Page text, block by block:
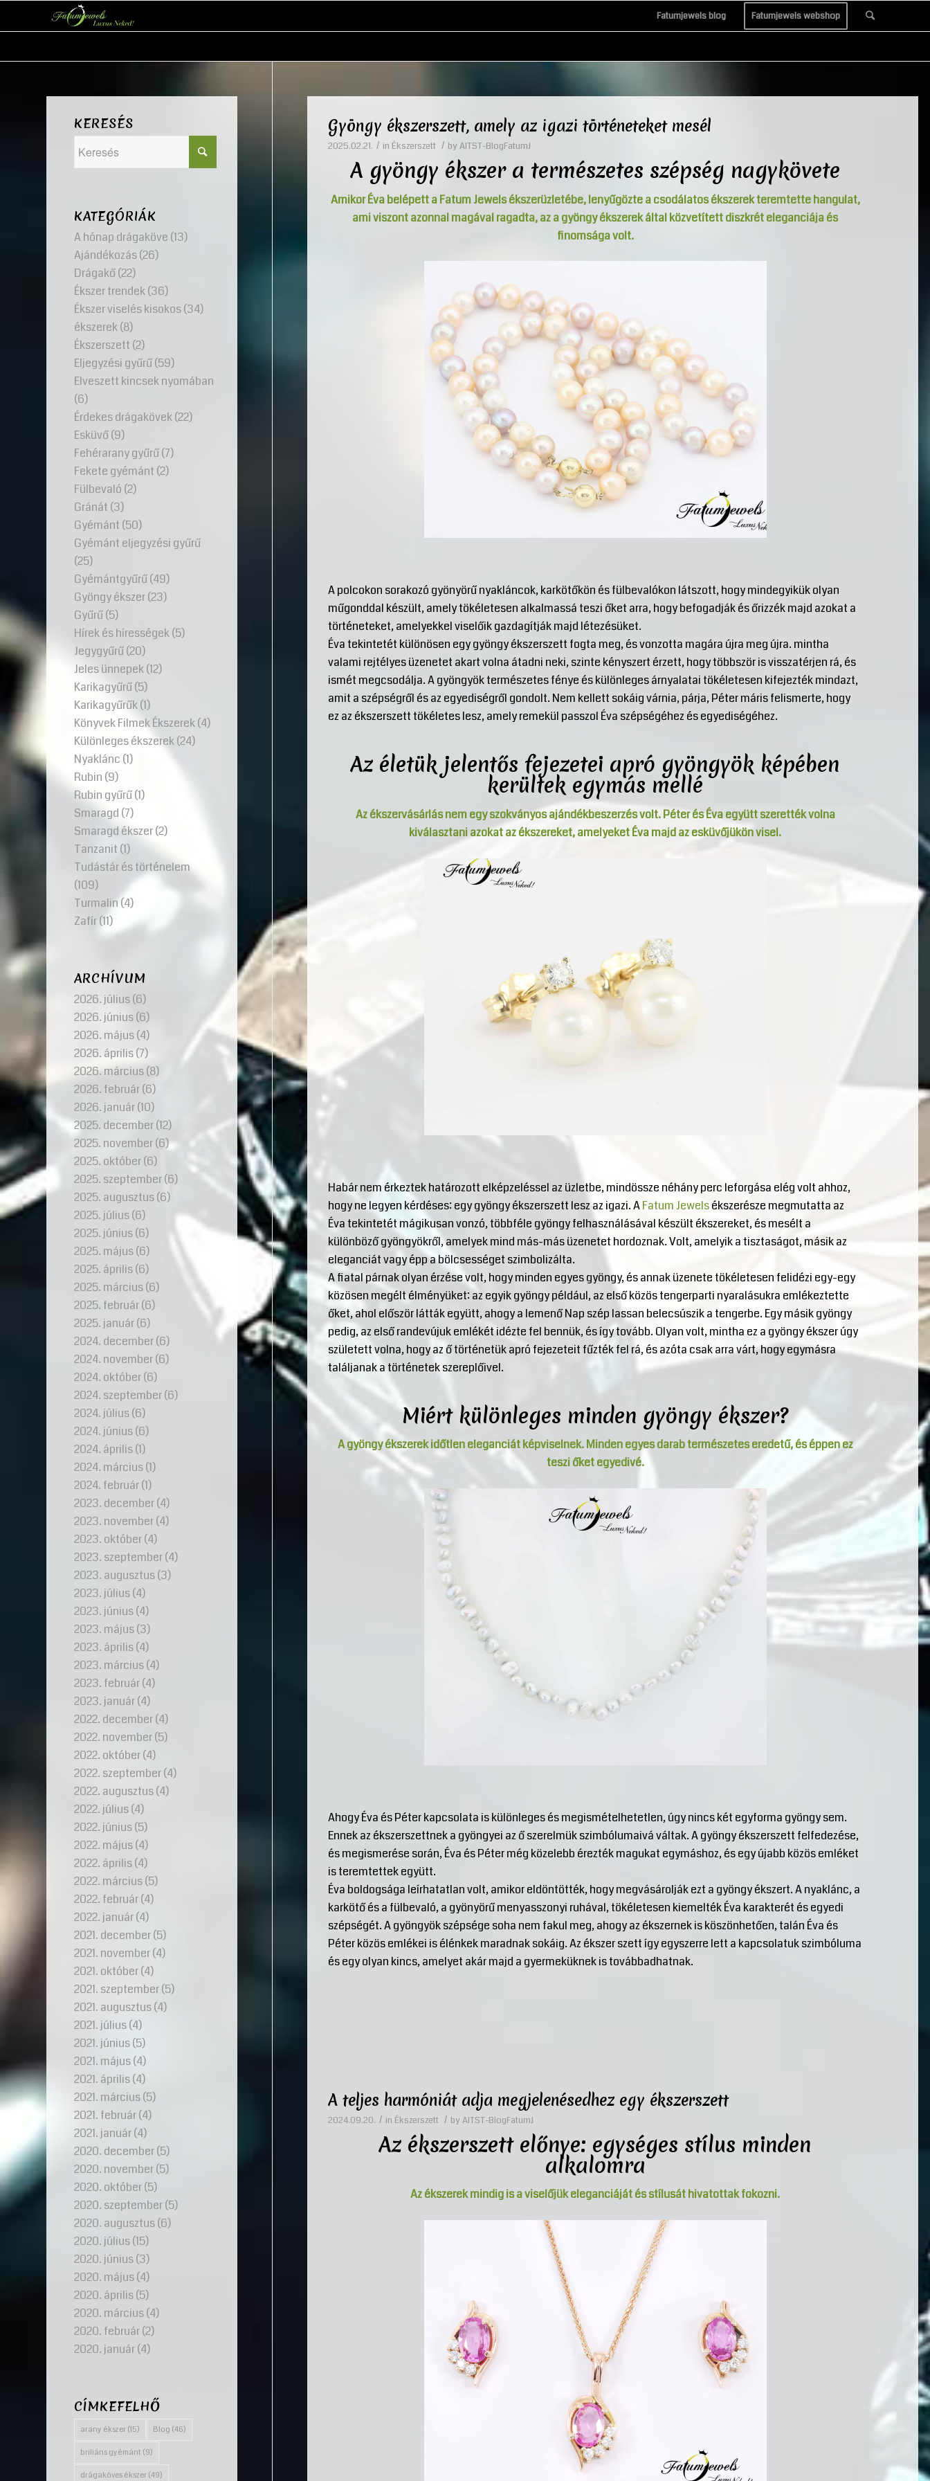
Fatumjewels blog Fatumjewels webshop
Gyöngy ékszerszett, amely az igazi történeteket mesél
2025.02.21. / in Ékszerszett / by AITST-BlogFatumJ
A gyöngy ékszer a természetes szépség nagykövete
Amikor Éva belépett aFatum Jewelsékszerüzletébe, lenyűgözte a csodálatos ékszerek teremtette hangulat,
ami viszont azonnal magával ragadta, az a gyöngy ékszerek által közvetített diszkrét eleganciája és
finomsága volt.
A polcokon sorakozó gyönyörű nyakláncok, karkötőkön és fülbevalókon látszott, hogy mindegyikük olyan
műgonddal készült, amely tökéletesen alkalmassá teszi őket arra, hogy befogadják és őrizzék majd azokat a
történeteket, amelyekkel viselőik gazdagítják majd létezésüket.
Éva tekintetét különösen egy gyöngy ékszerszett fogta meg, és vonzotta magára újra meg újra. mintha
valami rejtélyes üzenetet akart volna átadni neki, szinte kényszert érzett, hogy többször is visszatérjen rá, és
ismét megcsodálja. A gyöngyök természetes fénye és különleges árnyalatai tökéletesen kifejezték mindazt,
amit a szépségről és az egyediségről gondolt. Nem kellett sokáig várnia, párja, Péter máris felismerte, hogy
ez az ékszerszett tökéletes lesz, amely remekül passzol Éva szépségéhez és egyediségéhez.
Az életük jelentős fejezetei apró gyöngyök képében
kerültek egymás mellé
Az ékszervásárlás nem egy szokványos ajándékbeszerzés volt. Péter és Éva együtt szerették volna
kiválasztani azokat az ékszereket, amelyeket Éva majd az esküvőjükön visel.
Habár nem érkeztek határozott elképzeléssel az üzletbe, mindössze néhány perc leforgása elég volt ahhoz,
hogy ne legyen kérdéses: egy gyöngy ékszerszett lesz az igazi. AFatum Jewelsékszerésze megmutatta az
Éva tekintetét mágikusan vonzó, többféle gyöngy felhasználásával készült ékszereket, és mesélt a
különböző gyöngyökről, amelyek mind más-más üzenetet hordoznak. Volt, amelyik a tisztaságot, másik az
eleganciát vagy épp a bölcsességet szimbolizálta.
A fiatal párnak olyan érzése volt, hogy minden egyes gyöngy, és annak üzenete tökéletesen felidézi egy-egy
közösen megélt élményüket: az egyik gyöngy például, az első közös tengerparti nyaralásukra emlékeztette
őket, ahol először látták együtt, ahogy a lemenő Nap szép lassan belecsúszik a tengerbe. Egy másik gyöngy
pedig, az első randevújuk emlékét idézte fel bennük, és így tovább. Olyan volt, mintha ez a gyöngy ékszer úgy
született volna, hogy az ő történetük apró fejezeteit fűzték fel rá, és azóta csak arra várt, hogy egymásra
találjanak a történetek szereplőivel.
Miért különleges minden gyöngy ékszer?
A gyöngy ékszerek időtlen eleganciát képviselnek. Minden egyes darab természetes eredetű, és éppen ez
teszi őket egyedivé.
Ahogy Éva és Péter kapcsolata is különleges és megismételhetetlen, úgy nincs két egyforma gyöngy sem.
Ennek az ékszerszettnek a gyöngyei az ő szerelmük szimbólumaivá váltak. A gyöngy ékszerszett felfedezése,
és megismerése során, Éva és Péter még közelebb érezték magukat egymáshoz, és egy újabb közös emléket
is teremtettek együtt.
Éva boldogsága leírhatatlan volt, amikor eldöntötték, hogy megvásárolják ezt a gyöngy ékszert. A nyaklánc, a
karkötő és a fülbevaló, a gyönyörű menyasszonyi ruhával, tökéletesen kiemelték Éva karakterét és egyedi
szépségét. A gyöngyök szépsége soha nem fakul meg, ahogy az ékszernek is köszönhetően, talán Éva és
Péter közös emlékei is élénkek maradnak sokáig. Az ékszer szett így egyszerre lett a kapcsolatuk szimbóluma
és egy olyan kincs, amelyet akár majd a gyermeküknek is továbbadhatnak.
A teljes harmóniát adja megjelenésedhez egy ékszerszett
2024.09.20. / in Ékszerszett / by AITST-BlogFatumJ
Az ékszerszett előnye: egységes stílus minden
alkalomra
Az ékszerek mindig is a viselőjük eleganciáját és stílusát hivatottak fokozni.
KERESÉS
KATEGÓRIÁK
A hónap drágaköve (13)
Ajándékozás(26)
Drágakő(22)
Ékszer trendek(36)
Ékszer viselés kisokos(34)
ékszerek(8)
Ékszerszett (2)
Eljegyzési gyűrű(59)
Elveszett kincsek nyomában
(6)
Érdekes drágakövek(22)
Esküvő(9)
Fehérarany gyűrű(7)
Fekete gyémánt (2)
Fülbevaló (2)
Gránát (3)
Gyémánt (50)
Gyémánt eljegyzési gyűrű
(25)
Gyémántgyűrű(49)
Gyöngy ékszer(23)
Gyűrű(5)
Hírek és hírességek(5)
Jegygyűrű(20)
Jeles ünnepek(12)
Karikagyűrű(5)
Karikagyűrűk(1)
Könyvek Filmek Ékszerek(4)
Különleges ékszerek(24)
Nyaklánc (1)
Rubin (9)
Rubin gyűrű(1)
Smaragd (7)
Smaragd ékszer(2)
Tanzanit (1)
Tudástár és történelem
(109)
Turmalin (4)
Zafír(11)
ARCHÍVUM
2026. július(6)
2026. június(6)
2026. május(4)
2026. április(7)
2026. március(8)
2026. február(6)
2026. január(10)
2025. december(12)
2025. november(6)
2025. október(6)
2025. szeptember(6)
2025. augusztus(6)
2025. július(6)
2025. június(6)
2025. május(6)
2025. április(6)
2025. március(6)
2025. február(6)
2025. január(6)
2024. december(6)
2024. november(6)
2024. október(6)
2024. szeptember(6)
2024. július(6)
2024. június(6)
2024. április(1)
2024. március(1)
2024. február(1)
2023. december(4)
2023. november(4)
2023. október(4)
2023. szeptember(4)
2023. augusztus(3)
2023. július(4)
2023. június(4)
2023. május(3)
2023. április(4)
2023. március(4)
2023. február(4)
2023. január(4)
2022. december(4)
2022. november(5)
2022. október(4)
2022. szeptember(4)
2022. augusztus(4)
2022. július(4)
2022. június(5)
2022. május(4)
2022. április(4)
2022. március(5)
2022. február(4)
2022. január(4)
2021. december(5)
2021. november(4)
2021. október(4)
2021. szeptember(5)
2021. augusztus(4)
2021. július(4)
2021. június(5)
2021. május(4)
2021. április(4)
2021. március(5)
2021. február(4)
2021. január(4)
2020. december(5)
2020. november(5)
2020. október(5)
2020. szeptember(5)
2020. augusztus(6)
2020. július(15)
2020. június(3)
2020. május(4)
2020. április(5)
2020. március(4)
2020. február(2)
2020. január(4)
CÍMKEFELHŐ
arany ékszer (15) Blog (46)
briliáns gyémánt (9)
drágaköves ékszer (49)